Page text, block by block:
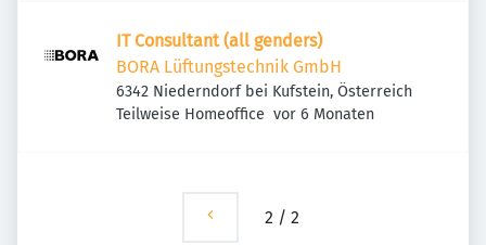
IT Consultant (all genders)
BORA Lüftungstechnik GmbH
6342 Niederndorf bei Kufstein, Österreich
Teilweise Homeoffice Veröffentlicht:
vor 6 Monaten
2 / 2